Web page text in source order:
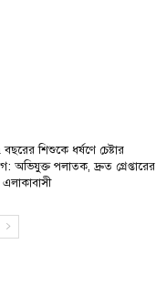
শিশুকে ধর্ষণে চেষ্টার
অভিযুক্ত পলাতক, দ্রুত গ্রেপ্তারের